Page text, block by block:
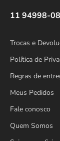
11 94998-
Trocas e
Política de
Regras de
Meus Pedidos
Fale conosco
Quem Somos